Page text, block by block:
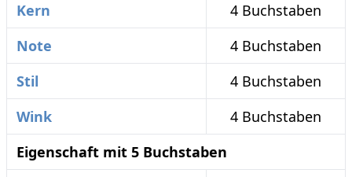
Kern
4 Buchstaben
Note
4 Buchstaben
Stil
4 Buchstaben
Wink
4 Buchstaben
Eigenschaft mit 5 Buchstaben